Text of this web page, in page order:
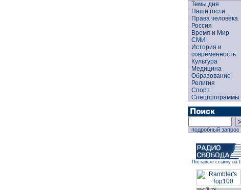
Темы дня
Наши гости
Права человека
Россия
Время и Мир
СМИ
История и
современность
Культура
Медицина
Образование
Религия
Спорт
Спецпрограммы
подробный запрос
Поставьте ссылку на